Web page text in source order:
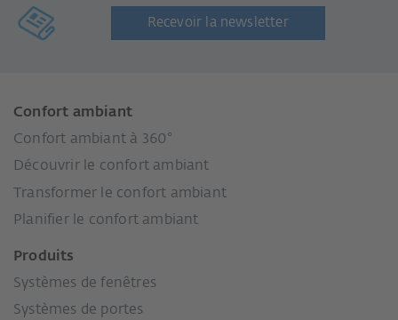
Recevoir la newsletter
Confort ambiant
Confort ambiant à 360°
Découvrir le confort ambiant
Transformer le confort ambiant
Planifier le confort ambiant
Produits
Systèmes de fenêtres
Systèmes de portes